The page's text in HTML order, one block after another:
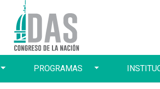
Toggle Dropdown
PROGRAMAS Toggle Dropdown